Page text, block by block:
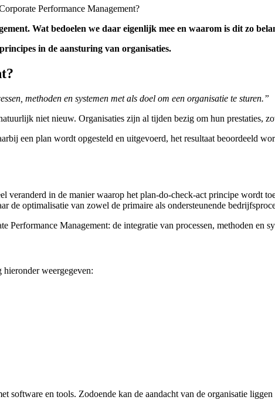
Performance Management?
Wat bedoelen we daar eigenlijk mee en waarom is dit zo
in de aansturing van organisaties.
methoden en systemen met als doel om een organisatie te sturen.”
niet nieuw. Organisaties zijn al tijden bezig om hun prestaties,
een plan wordt opgesteld en uitgevoerd, het resultaat beoordeeld
veranderd in de manier waarop het plan-do-check-act principe wordt
de optimalisatie van zowel de primaire als ondersteunende
Management: de integratie van processen, methoden en
hieronder weergegeven:
software en tools. Zodoende kan de aandacht van de organisatie